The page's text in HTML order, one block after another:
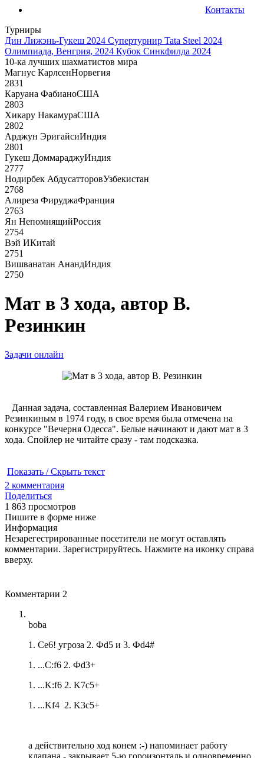
Контакты
Турниры
Дин Лижэнь-Гукеш 2024 Супертурнир Tata Steel 2024
Олимпиада, Венгрия, 2024 Кубок Синкфилда 2024
10-ка лучших шахматистов мира
Магнус КарлсенНорвегия
2831
Каруана ФабианоСША
2803
Хикару НакамураСША
2802
Арджун ЭригайсиИндия
2801
Гукеш ДоммараджуИндия
2777
Нодирбек АбдусатторовУзбекистан
2768
Алиреза ФируджаФранция
2763
Ян НепомнящийРоссия
2754
Вэй ИКитай
2751
Вишванатан АнандИндия
2750
Мат в 3 хода, автор В.
Резинкин
Задачи онлайн
Данная задача, составленная Валерием Ивановичем
Резинкиным в 1974 году, в свое время была отмечена на
конкурсе "Вечерня Одесса". Белые начинают и дают мат в 3
хода. Спойлер не читайте сразу - там подсказка.
Показать / Скрыть текст
2 комментария
Поделиться
1 863 просмотров
Пишите в форме ниже
Информация
Незарегестрированные посетители не могут оставлять
комментарии. Зарегистрируйтесь. Нажмите на иконку справа
вверху.
Комментарии 2
boba
1. Ce6! угроза 2. Фd5 и 3. Фd4#
1. ...C:f6 2. Фd3+
1. ...K:f6 2. K7c5+
1. ...Kf4 2. K3c5+
а действительно ход конем :-) напоминает работу
клапана - закрывает 5-ю гороизонталь и одновременно